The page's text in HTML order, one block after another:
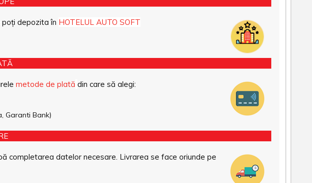
poți depozita în HOTELUL AUTO SOFT
metode de plată din care să alegi:
Garanti Bank)
completarea datelor necesare. Livrarea se face oriunde pe